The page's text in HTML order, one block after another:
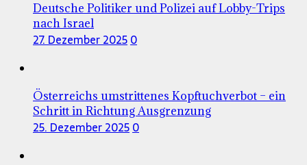
Deutsche Politiker und Polizei auf Lobby-Trips
nach Israel
27. Dezember 20250
Österreichs umstrittenes Kopftuchverbot – ein
Schritt in Richtung Ausgrenzung
25. Dezember 20250